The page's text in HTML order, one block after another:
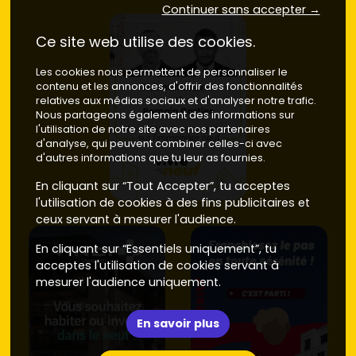
proximité de la gare, ils offrent unrendement
T3 et T4 familiaux: plans optimisés,cuisines
ouvertes, rangements, balcon ou terrasse. Bon
équilibre prix/surface pour un projet à moyen/long
terme.
Appartements avec prestations supérieures
derniers étages, grandes terrasses,double
, matériaux soignés. Idéal si tu vises une
reventeavec plus‑value potentielle.
Lots en rez‑de‑jardin : très demandés par les jeunes
familles et les seniors, surtout lorsqu'ils sont orientés
sud/ouest.
Vivre dans le neuf, compare les plans VEFA
promoteurs (nationaux et régionaux) et les dates de
livraison pour sécuriser ton calendrier.
Neuf vs ancien : budgets, DPE et
Continuer sans accepter →
Ce site web utilise des cookies.
Les cookies nous permettent de personnaliser le
contenu et les annonces, d'offrir des fonctionnalités
relatives aux médias sociaux et d'analyser notre trafic.
Nous partageons également des informations sur
l'utilisation de notre site avec nos partenaires
d'analyse, qui peuvent combiner celles-ci avec
d'autres informations que tu leur as fournies.
En cliquant sur “Tout Accepter”, tu acceptes
l'utilisation de cookies à des fins publicitaires et
ceux servant à mesurer l'audience.
En cliquant sur “Essentiels uniquement”, tu
acceptes l'utilisation de cookies servant à
mesurer l'audience uniquement.
En savoir plus